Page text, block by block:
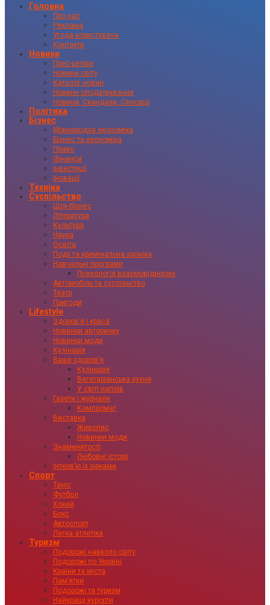
Головна
Про нас
Реклама
Угода користувача
Контакти
Новини
Прес-релізи
Новини світу
Каталог новин
Новини оподаткування
Новини, Скандали, Сенсації
Політика
Бізнес
Міжнародна економіка
Бізнес та економіка
Право
Фінанси
Інвестиції
Іновації
Техніка
Суспільство
Шоу-бізнес
Література
Культура
Наука
Освіта
Події та кримінальна хроніка
Навчальні програми
Психологія взаємовідносин
Автомобіль та суспільство
Театр
Пригоди
Lifestyle
Здоровʼя і краса
Новинки авторинку
Новинки моди
Кулінарія
Ваше здоровʼя
Кулінарія
Вегетаріанська кухня
У світі напоїв
Газети і журнали
Компромат
Виставка
Живопис
Новинки моди
Знаменитості
Любовні історії
Інтервʼю із зірками
Спорт
Теніс
Футбол
Хокей
Бокс
Автоспорт
Легка атлетіка
Туризм
Подорожі навколо світу
Подорожі по Україні
Країни та міста
Пам’ятки
Подорожі та туризм
Найкращі курорти